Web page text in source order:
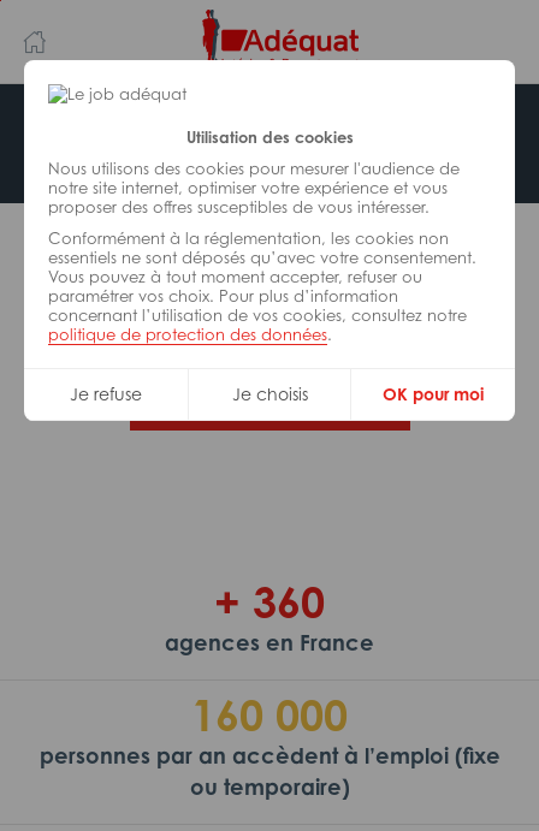
Utilisation des cookies
Nous utilisons des cookies pour mesurer l'audience de
notre site internet, optimiser votre expérience et vous
proposer des offres susceptibles de vous intéresser.
Conformément à la réglementation, les cookies non
essentiels ne sont déposés qu’avec votre consentement.
Vous pouvez à tout moment accepter, refuser ou
paramétrer vos choix. Pour plus d’information
concernant l’utilisation de vos cookies, consultez notre
politique de protection des données.
Je refuse Je choisis OK pour moi
au
contenu
principal
navigation
Offre indisponible
L’offre d’emploi que vous tentez de consulter n’est
plus disponible.
De nombreuses autres missions peuvent vous
correspondre, consultez toutes nos offres.
Trouvez votre job Adéquat !
+ 360
agences en France
160 000
personnes par an accèdent à l’emploi (fixe
ou temporaire)